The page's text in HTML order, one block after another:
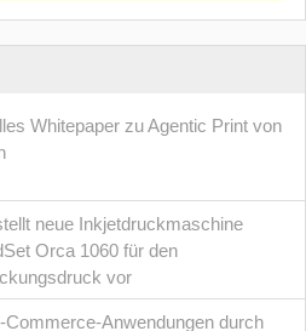
Whitepaper zu Agentic Print von
neue Inkjetdruckmaschine
Orca 1060 für den
vor
Commerce-Anwendungen durch